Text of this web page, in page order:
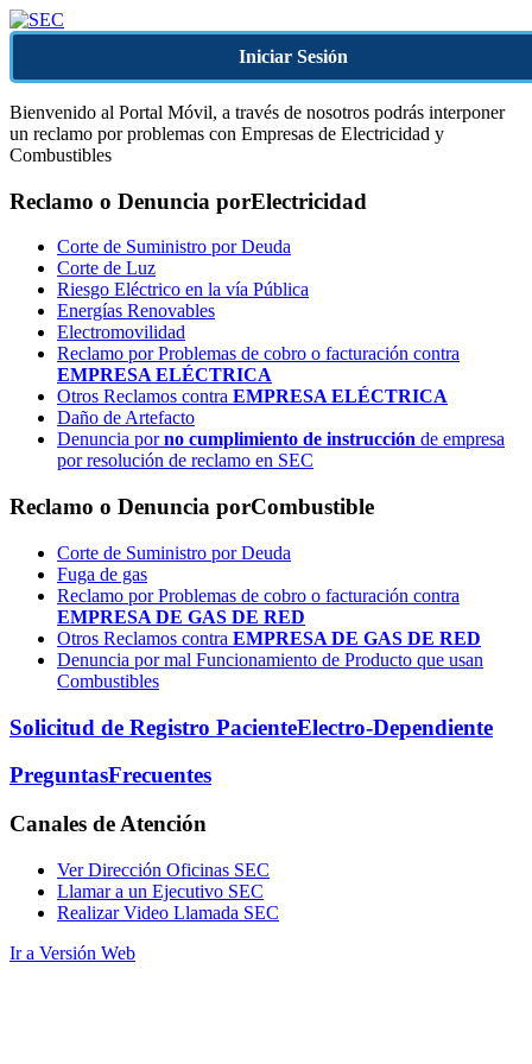
Iniciar Sesión
Bienvenido al Portal Móvil, a través de nosotros podrás interponer
un reclamo por problemas con Empresas de Electricidad y
Combustibles
Reclamo o Denuncia porElectricidad
Corte de Suministro por Deuda
Corte de Luz
Riesgo Eléctrico en la vía Pública
Energías Renovables
Electromovilidad
Reclamo por Problemas de cobro o facturación contra
EMPRESA ELÉCTRICA
Otros Reclamos contra EMPRESA ELÉCTRICA
Daño de Artefacto
Denuncia porno cumplimiento de instrucción de empresa
por resolución de reclamo en SEC
Reclamo o Denuncia porCombustible
Corte de Suministro por Deuda
Fuga de gas
Reclamo por Problemas de cobro o facturación contra
EMPRESA DE GAS DE RED
Otros Reclamos contra EMPRESA DE GAS DE RED
Denuncia por mal Funcionamiento de Producto que usan
Combustibles
Solicitud de Registro PacienteElectro-Dependiente
PreguntasFrecuentes
Canales de Atención
Ver Dirección Oficinas SEC
Llamar a un Ejecutivo SEC
Realizar Video Llamada SEC
Ir a Versión Web